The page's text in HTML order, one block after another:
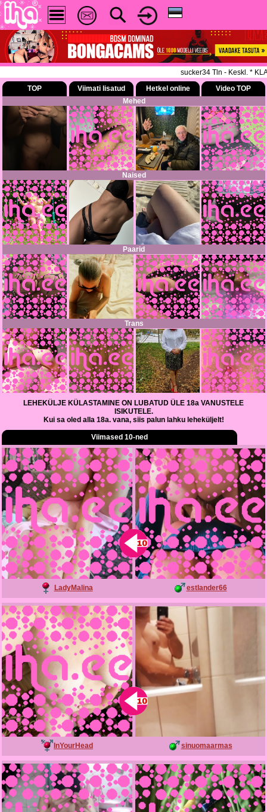
sucker34 Tln - Keskl. *
TOP
Viimati lisatud Hetkel online
Video TOP
Mehed
Naised
Paarid
Trans
LEHEKÜLJE KÜLASTAMINE ON LUBATUD ÜLE 18a VANUSTELE
ISIKUTELE.
Kui sa oled alla 18a. vana, siis palun lahku leheküljelt!
Viimased 10-ned
LadyMalina estlander66
InYourHead sinuomaarmas